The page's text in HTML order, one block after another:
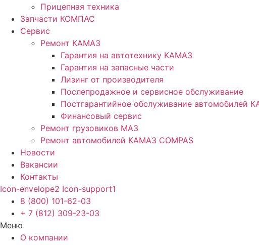
Прицепная техника
Запчасти КОМПАС
Сервис
Ремонт КАМАЗ
Гарантия на автотехнику КАМАЗ
Гарантия на запасные части
Лизинг от производителя
Послепродажное и сервисное обслуживание
Постгарантийное обслуживание автомобилей
Финансовый сервис
Ремонт грузовиков МАЗ
Ремонт автомобилей КАМАЗ COMPAS
Новости
Вакансии
Контакты
Icon-envelope2 Icon-support1
8 (800) 101-62-03
+ 7 (812) 309-23-03
Меню
О компании